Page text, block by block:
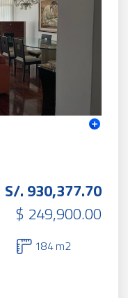
S/. 930,377.70
$ 249,900.00
184 m2